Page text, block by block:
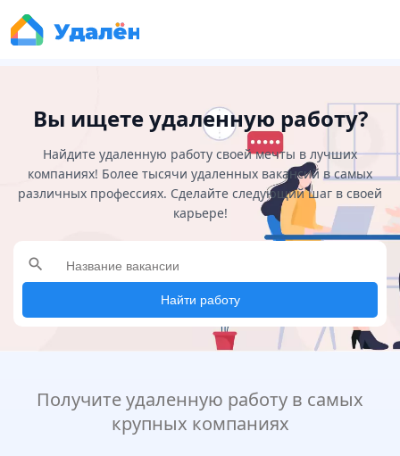
Вы ищете удаленную работу?
Найдите удаленную работу своей мечты в лучших
компаниях! Более тысячи удаленных вакансий в самых
различных профессиях. Сделайте следующий шаг в своей
карьере!
search
Найти работу
Получите удаленную работу в самых
крупных компаниях